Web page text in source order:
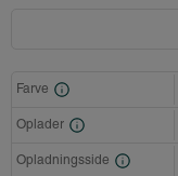
Farve
Oplader
Opladningsside